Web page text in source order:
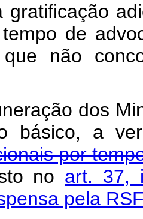
gratificação
de
não
dos
básico, a
por
no art. 37,
pela